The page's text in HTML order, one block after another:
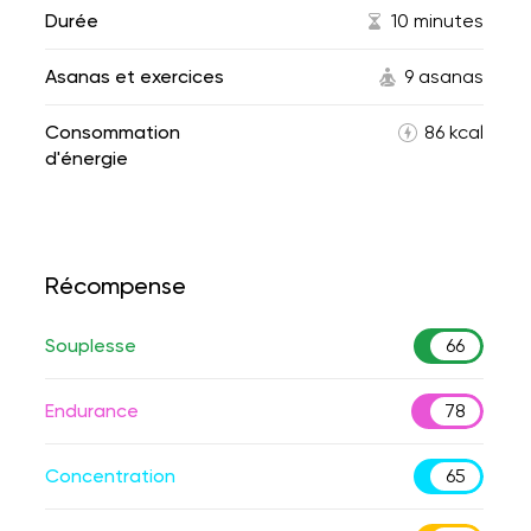
Durée 10 minutes
Asanas et exercices 9 asanas
Consommation
d'énergie
86 kcal
Récompense
Souplesse 66
Endurance 78
Concentration 65